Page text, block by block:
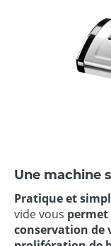
Une machine
Pratique et
vide vous permet
conservation de